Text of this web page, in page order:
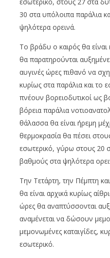
30 στα υπόλοιπα παράλια
ψηλότερα ορεινά.
Το βράδυ ο καιρός θα είναι
θα παρατηρούνται
αυγινές ώρες πιθανό να
κυρίως στα παράλια και το
πνέουν βορειοδυτικοί ως
βόρεια παράλια
θάλασσα θα είναι ήρεμη
θερμοκρασία θα πέσει
εσωτερικό, γύρω στους 20
βαθμούς στα ψηλότερα
Την Τετάρτη, την Πέμπτη
θα είναι αρχικά κυρίως
ώρες θα αναπτύσσονται
αναμένεται να δώσουν
μεμονωμένες καταιγίδες,
εσωτερικό.